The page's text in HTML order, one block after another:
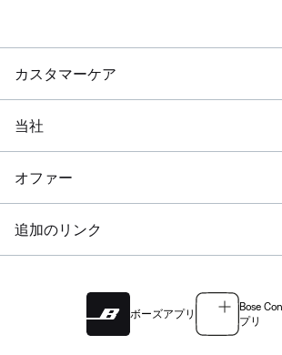
カスタマーケア
当社
オファー
追加のリンク
ボーズアプリ
Bose
プリ